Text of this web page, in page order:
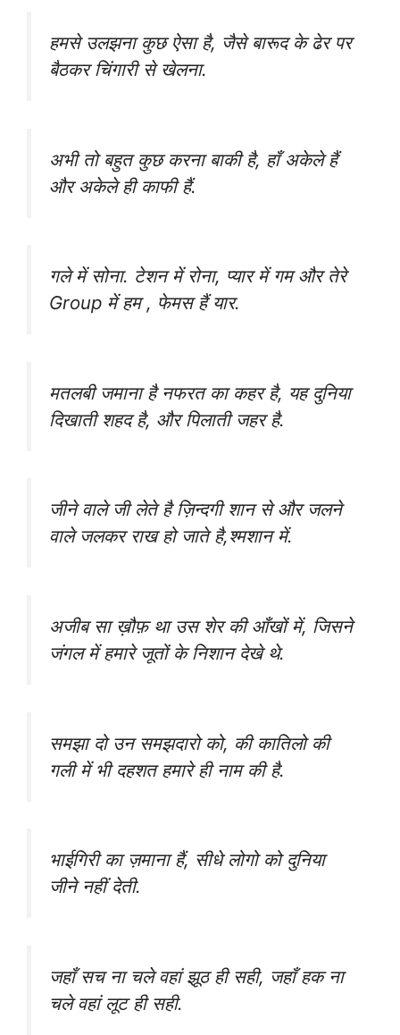
हमसे उलझना कुछ ऐसा है, जैसे बारूद के ढेर पर
बैठकर चिंगारी से खेलना.
अभी तो बहुत कुछ करना बाकी है, हाँ अकेले हैं
और अकेले ही काफी हैं.
गले में सोना. टेशन में रोना, प्यार में गम और तेरे
Group में हम , फेमस हैं यार.
मतलबी जमाना है नफरत का कहर है, यह दुनिया
दिखाती शहद है, और पिलाती जहर है.
जीने वाले जी लेते है ज़िन्दगी शान से और जलने
वाले जलकर राख हो जाते है,श्मशान में.
अजीब सा ख़ौफ़ था उस शेर की आँखों में, जिसने
जंगल में हमारे जूतों के निशान देखे थे.
समझा दो उन समझदारो को, की कातिलो की
गली में भी दहशत हमारे ही नाम की है.
भाईगिरी का ज़माना हैं, सीधे लोगो को दुनिया
जीने नहीं देती.
जहाँ सच ना चले वहां झूठ ही सही, जहाँ हक ना
चले वहां लूट ही सही.